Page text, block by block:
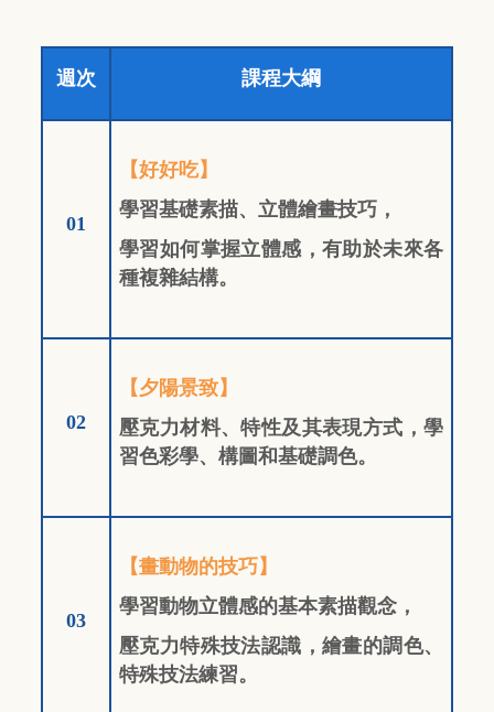
週次 課程大綱
01
【好好吃】
學習基礎素描、立體繪畫技巧，
學習如何掌握立體感，有助於未來各
種複雜結構。
02
【夕陽景致】
壓克力材料、特性及其表現方式，學
習色彩學、構圖和基礎調色。
03
【畫動物的技巧】
學習動物立體感的基本素描觀念，
壓克力特殊技法認識，繪畫的調色、
特殊技法練習。